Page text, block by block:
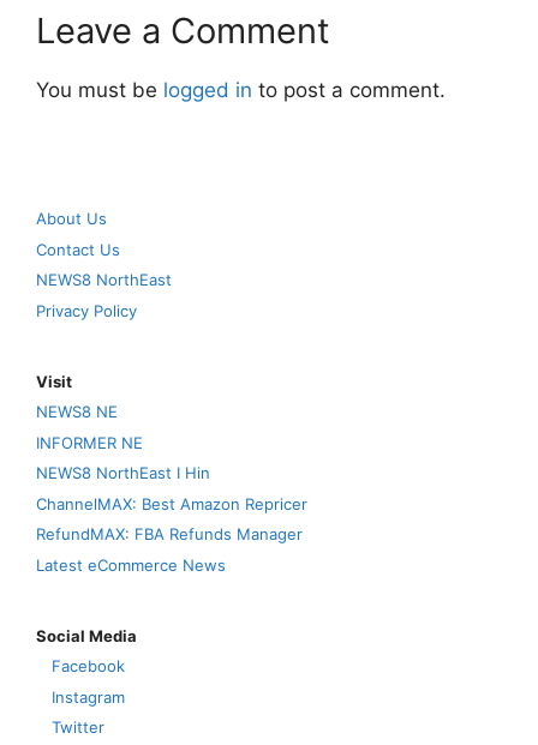
Leave a Comment
You must be logged in to post a comment.
About Us
Contact Us
NEWS8 NorthEast
Privacy Policy
Visit
NEWS8 NE
INFORMER NE
NEWS8 NorthEast I Hin
ChannelMAX: Best Amazon Repricer
RefundMAX: FBA Refunds Manager
Latest eCommerce News
Social Media
Facebook
Instagram
Twitter